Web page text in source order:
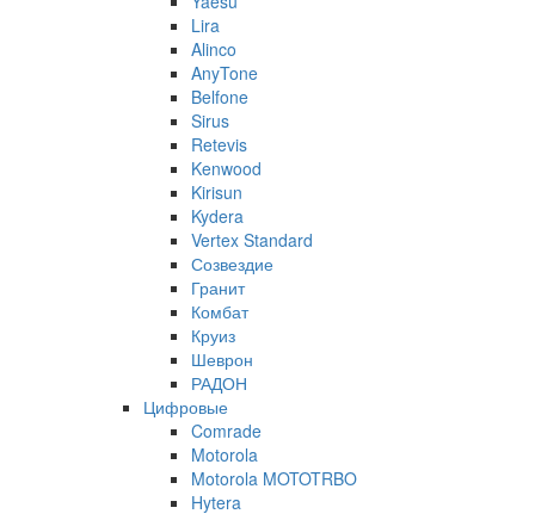
Lira
Alinco
AnyTone
Belfone
Sirus
Retevis
Kenwood
Kirisun
Kydera
Vertex Standard
Созвездие
Гранит
Комбат
Круиз
Шеврон
РАДОН
Цифровые
Comrade
Motorola
Motorola MOTOTRBO
Hytera